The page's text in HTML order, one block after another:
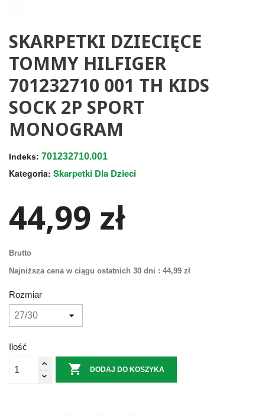
SKARPETKI DZIECIĘCE
TOMMY HILFIGER
701232710 001 TH KIDS
SOCK 2P SPORT
MONOGRAM
Indeks: 701232710.001
Kategoria: Skarpetki Dla Dzieci
44,99 zł
Brutto
Najniższa cena w ciągu ostatnich 30 dni : 44,99 zł
Rozmiar
Ilość
 DODAJ DO KOSZYKA